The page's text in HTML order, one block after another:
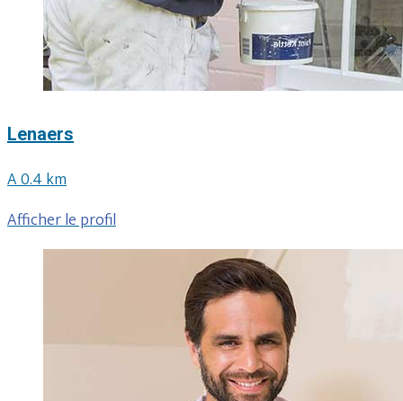
Lenaers
A 0.4 km
Afficher le profil